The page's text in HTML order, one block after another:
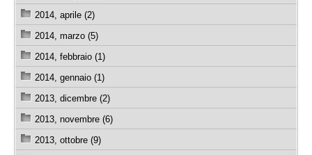
2014, aprile (2)
2014, marzo (5)
2014, febbraio (1)
2014, gennaio (1)
2013, dicembre (2)
2013, novembre (6)
2013, ottobre (9)